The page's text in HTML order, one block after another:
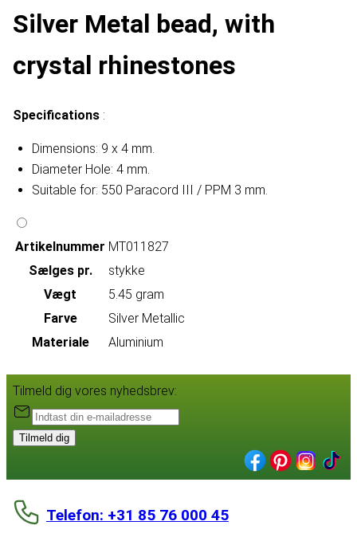
Silver Metal bead, with
crystal rhinestones
Specifications :
Dimensions: 9 x 4 mm.
Diameter Hole: 4 mm.
Suitable for: 550 Paracord III / PPM 3 mm.
Artikelnummer MT011827
Sælges pr.
stykke
Vægt
5.45 gram
Farve
Silver Metallic
Materiale
Aluminium
Tilmeld dig vores nyhedsbrev:
Tilmeld dig
Telefon: +31 85 76 000 45